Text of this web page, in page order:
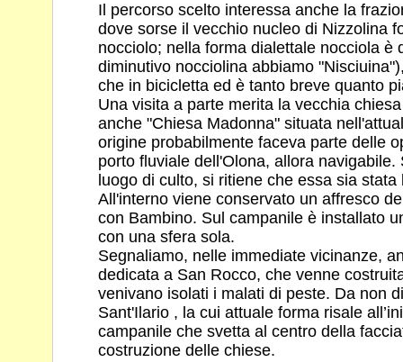
Il percorso scelto interessa anche la
dove sorse il vecchio nucleo di Nizzolina
nocciolo; nella forma dialettale nocciola è
diminutivo nocciolina abbiamo
che in bicicletta ed è tanto breve quanto
Una visita a parte merita la vecchia
anche "Chiesa Madonna" situata
origine probabilmente faceva parte delle
porto fluviale dell'Olona, allora
luogo di culto, si ritiene che essa sia
All'interno viene conservato un affresco
con Bambino. Sul campanile è installato
con una sfera sola.
Segnaliamo, nelle immediate vicinanze,
dedicata a San Rocco, che venne
venivano isolati i malati di peste. Da non
Sant'Ilario , la cui attuale forma risale
campanile che svetta al centro della
costruzione delle chiese.